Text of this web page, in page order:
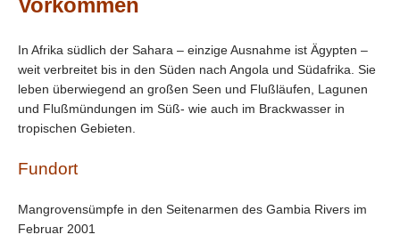
Vorkommen
In Afrika südlich der Sahara – einzige Ausnahme ist Ägypten –
weit verbreitet bis in den Süden nach Angola und Südafrika. Sie
leben überwiegend an großen Seen und Flußläufen, Lagunen
und Flußmündungen im Süß- wie auch im Brackwasser in
tropischen Gebieten.
Fundort
Mangrovensümpfe in den Seitenarmen des Gambia Rivers im
Februar 2001